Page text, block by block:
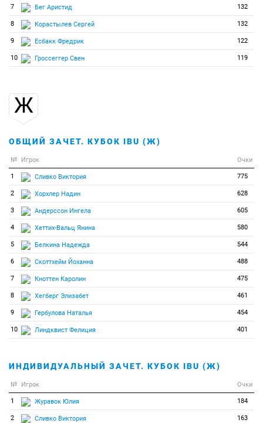
84 Цакири Мария 0
85 Цюй Ин 0
86 Эчеберрия Уркия Энар 0
87 Яборова Арина 0
7 Бег Аристид 132
8 Корастылев Сергей 132
9 Есбакк Фредрик 122
10 Гроссеггер Свен 119
Ж
ОБЩИЙ ЗАЧЕТ. КУБОК IBU (Ж)
№ Игрок Очки
1 Сливко Виктория 775
2 Хорхлер Надин 628
3 Андерссон Ингела 605
4 Хеттих-Вальц Янина 580
5 Белкина Надежда 544
6 Скоттхейм Йоханна 488
7 Кноттен Каролин 475
8 Хегберг Элизабет 461
9 Гербулова Наталья 454
10 Линдквист Фелиция 401
ИНДИВИДУАЛЬНЫЙ ЗАЧЕТ. КУБОК IBU (Ж)
№ Игрок Очки
1 Журавок Юлия 184
2 Сливко Виктория 163